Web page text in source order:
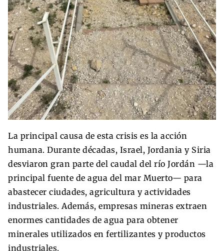
La principal causa de esta crisis es la acción
humana. Durante décadas, Israel, Jordania y Siria
desviaron gran parte del caudal del río Jordán —la
principal fuente de agua del mar Muerto— para
abastecer ciudades, agricultura y actividades
industriales. Además, empresas mineras extraen
enormes cantidades de agua para obtener
minerales utilizados en fertilizantes y productos
industriales.